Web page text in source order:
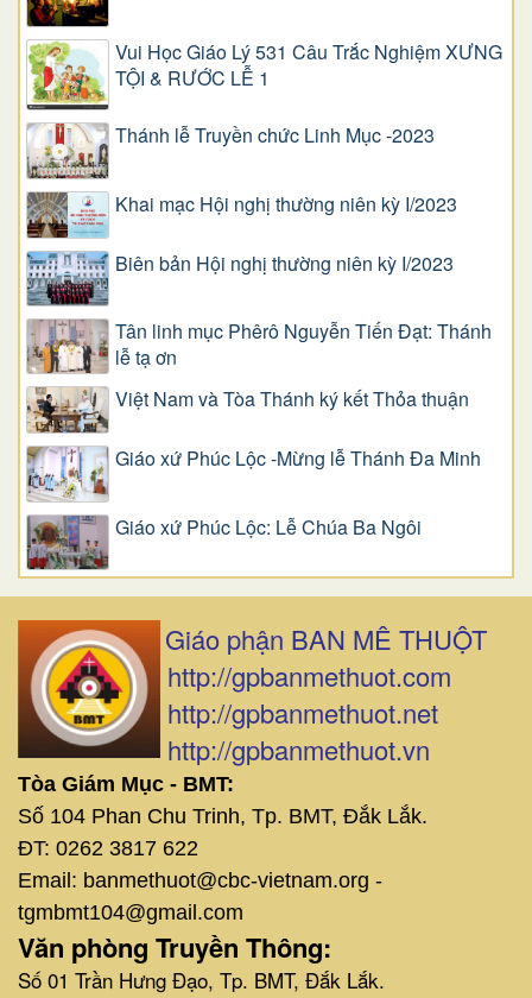
Vui Học Giáo Lý 531 Câu Trắc Nghiệm XƯNG
TỘI & RƯỚC LỄ 1
Thánh lễ Truyền chức Linh Mục -2023
Khai mạc Hội nghị thường niên kỳ I/2023
Biên bản Hội nghị thường niên kỳ I/2023
Tân linh mục Phêrô Nguyễn Tiến Đạt: Thánh
lễ tạ ơn
Việt Nam và Tòa Thánh ký kết Thỏa thuận
Giáo xứ Phúc Lộc -Mừng lễ Thánh Đa Minh
Giáo xứ Phúc Lộc: Lễ Chúa Ba Ngôi
Giáo phận BAN MÊ THUỘT
http://gpbanmethuot.com
http://gpbanmethuot.net
http://gpbanmethuot.vn
Tòa Giám Mục - BMT:
Số 104 Phan Chu Trinh, Tp. BMT, Đắk Lắk.
ĐT: 0262 3817 622
Email: banmethuot@cbc-vietnam.org -
tgmbmt104@gmail.com
Văn phòng Truyền Thông:
Số 01 Trần Hưng Đạo, Tp. BMT, Đắk Lắk.